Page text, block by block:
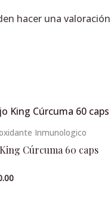
hacer una
Inmunologico
Cúrcuma 60 caps